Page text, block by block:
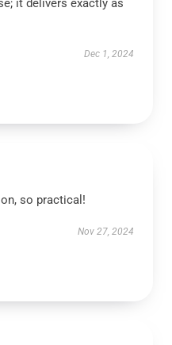
it delivers exactly as
Dec 1, 2024
so practical!
Nov 27, 2024